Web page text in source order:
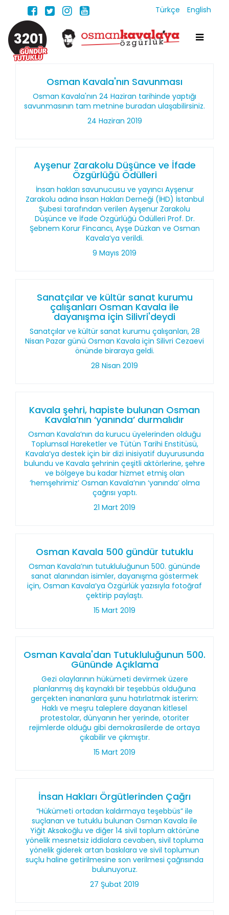
Türkçe English
3201
Osman Kavala'nın Savunması
Osman Kavala'nın 24 Haziran tarihinde yaptığı
savunmasının tam metnine buradan ulaşabilirsiniz.
24 Haziran 2019
Ayşenur Zarakolu Düşünce ve İfade
Özgürlüğü Ödülleri
İnsan hakları savunucusu ve yayıncı Ayşenur
Zarakolu adına İnsan Hakları Derneği (İHD) İstanbul
Şubesi tarafından verilen Ayşenur Zarakolu
Düşünce ve İfade Özgürlüğü Ödülleri Prof. Dr.
Şebnem Korur Fincancı, Ayşe Düzkan ve Osman
Kavala’ya verildi.
9 Mayıs 2019
Sanatçılar ve kültür sanat kurumu
çalışanları Osman Kavala ile
dayanışma için Silivri'deydi
Sanatçılar ve kültür sanat kurumu çalışanları, 28
Nisan Pazar günü Osman Kavala için Silivri Cezaevi
önünde biraraya geldi.
28 Nisan 2019
Kavala şehri, hapiste bulunan Osman
Kavala’nın ‘yanında’ durmalıdır
Osman Kavala’nın da kurucu üyelerinden olduğu
Toplumsal Hareketler ve Tütün Tarihi Enstitüsü,
Kavala’ya destek için bir dizi inisiyatif duyurusunda
bulundu ve Kavala şehrinin çeşitli aktörlerine, şehre
ve bölgeye bu kadar hizmet etmiş olan
‘hemşehrimiz’ Osman Kavala’nın ‘yanında’ olma
çağrısı yaptı.
21 Mart 2019
Osman Kavala 500 gündür tutuklu
Osman Kavala’nın tutukluluğunun 500. gününde
sanat alanından isimler, dayanışma göstermek
için, Osman Kavala’ya Özgürlük yazısıyla fotoğraf
çektirip paylaştı.
15 Mart 2019
Osman Kavala'dan Tutukluluğunun 500.
Gününde Açıklama
Gezi olaylarının hükümeti devirmek üzere
planlanmış dış kaynaklı bir teşebbüs olduğuna
gerçekten inananlara şunu hatırlatmak isterim:
Haklı ve meşru taleplere dayanan kitlesel
protestolar, dünyanın her yerinde, otoriter
rejimlerde olduğu gibi demokrasilerde de ortaya
çıkabilir ve çıkmıştır.
15 Mart 2019
İnsan Hakları Örgütlerinden Çağrı
“Hükümeti ortadan kaldırmaya teşebbüs” ile
suçlanan ve tutuklu bulunan Osman Kavala ile
Yiğit Aksakoğlu ve diğer 14 sivil toplum aktörüne
yönelik mesnetsiz iddialara cevaben, sivil topluma
yönelik giderek artan baskılara ve sivil toplumun
suçlu haline getirilmesine son verilmesi çağrısında
bulunuyoruz.
27 Şubat 2019